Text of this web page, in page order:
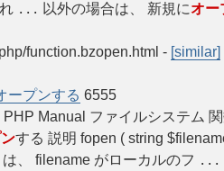
... 以外の場合は、 新規にオー
function.bzopen.html - [similar]
ープンする 6555
Manual ファイルシステム
する 説明 fopen ( string
、 filename がローカルのフ ...